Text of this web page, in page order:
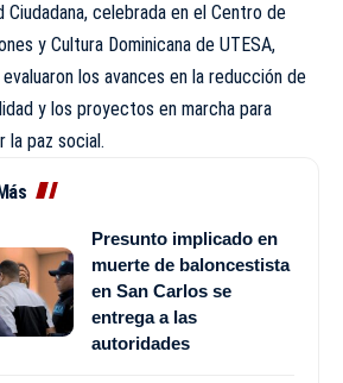
Ciudadana, celebrada en el Centro de
y Cultura Dominicana de UTESA,
los avances en la reducción de
y los proyectos en marcha para
la paz social.
Presunto implicado en
muerte de baloncestista
en San Carlos se
entrega a las
autoridades